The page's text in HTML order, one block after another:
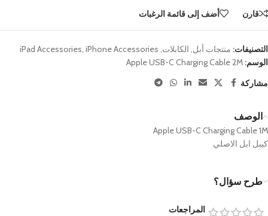
قارن
أضف إلى قائمة الرغبات
التصنيفات: منتجات أبل, الكابلات,
iPad Accessories, iPhone Accessories
الوسم: Apple USB-C Charging Cable 2M
مشاركة
الوصف
Apple USB-C Charging Cable 1M
كيبل ابل الاصلي
طرح سؤال؟
المراجعات